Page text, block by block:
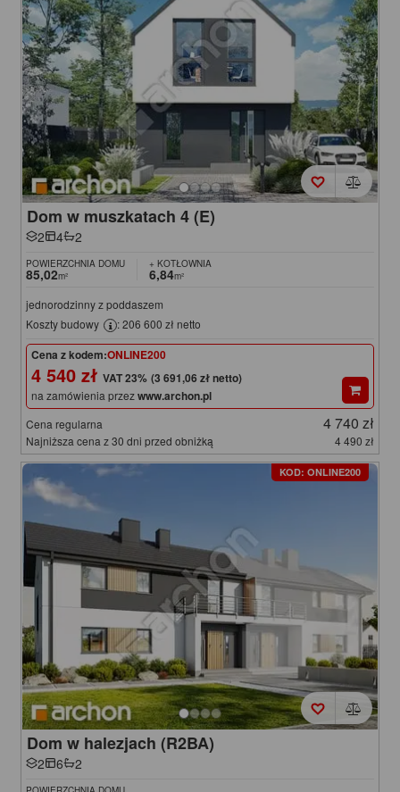
Dom w muszkatach 4 (E)
2 4 2
POWIERZCHNIA DOMU
85,02m²
+ KOTŁOWNIA
6,84m²
jednorodzinny z poddaszem
Koszty budowy
: 206 600 zł netto
Cena z kodem:ONLINE200
4 540 zł (3 691,06 zł netto)
na zamówienia przezwww.archon.pl
Cena regularna 4 740 zł
Najniższa cena z 30 dni przed obniżką 4 490 zł
KOD: ONLINE200
Dom w halezjach (R2BA)
2 6 2